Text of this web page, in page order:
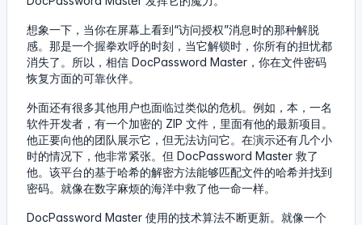
想象一下，当你在屏幕上看到“访问授权”消息时的那种解脱
感。那是一个握拳欢呼的时刻，当它解锁时，你所有的担忧都
消失了。所以，相信 DocPassword Master，你在文件密码
恢复方面的可靠伙伴。
外面还有很多其他用户也面临过类似的危机。例如，本，一名
软件开发者，有一个加密的 ZIP 文件，里面有他的最新项目。
他正要向他的团队展示它，但无法访问它。在演示还有几个小
时的情况下，他非常紧张。但 DocPassword Master 救了
他。该平台的基于哈希的解密方法能够匹配文件的哈希并找到
密码。就像在数字麻烦的海洋中救了他一命一样。
DocPassword Master 使用的技术算法不断更新。就像一个